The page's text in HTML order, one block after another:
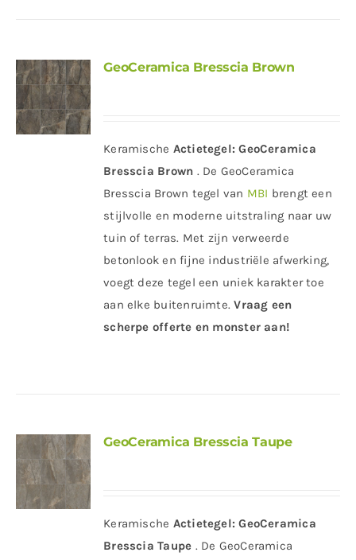
GeoCeramica Bresscia Brown
Keramische Actietegel: GeoCeramica
Bresscia Brown . De GeoCeramica
Bresscia Brown tegel van MBI brengt een
stijlvolle en moderne uitstraling naar uw
tuin of terras. Met zijn verweerde
betonlook en fijne industriële afwerking,
voegt deze tegel een uniek karakter toe
aan elke buitenruimte.Vraag een
scherpe offerte en monster aan!
GeoCeramica Bresscia Taupe
Keramische Actietegel: GeoCeramica
Bresscia Taupe . De GeoCeramica